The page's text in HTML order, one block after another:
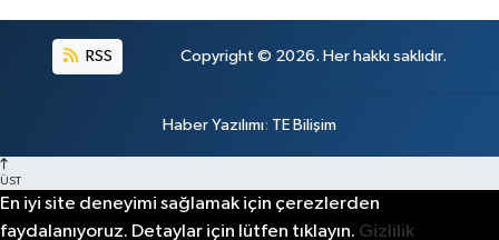
RSS Copyright © 2026. Her hakkı saklıdır.
Haber Yazılımı: TE Bilişim
ÜST
En iyi site deneyimi sağlamak için çerezlerden
faydalanıyoruz. Detaylar için lütfen tıklayın. Gizlilik